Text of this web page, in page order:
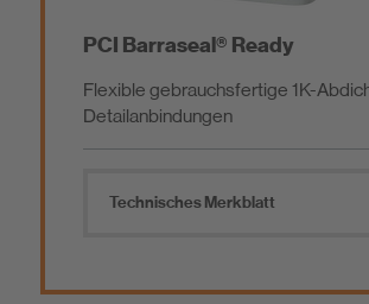
PCI Barraseal® Ready
Flexible gebrauchsfertige 1K-
Detailanbindungen
Technisches Merkblatt